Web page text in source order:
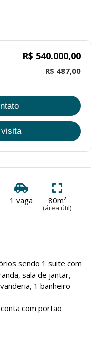
R$ 540.000,00
R$ 487,00
visita
1 vaga 80m²
(área útil)
sendo 1 suite com
sala de jantar,
1 banheiro
com portão